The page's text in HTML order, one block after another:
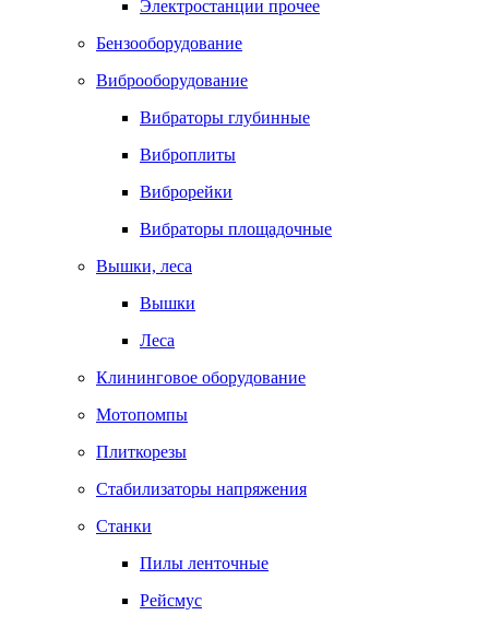
Электростанции прочее
Бензооборудование
Виброоборудование
Вибраторы глубинные
Виброплиты
Виброрейки
Вибраторы площадочные
Вышки, леса
Вышки
Леса
Клининговое оборудование
Мотопомпы
Плиткорезы
Стабилизаторы напряжения
Станки
Пилы ленточные
Рейсмус